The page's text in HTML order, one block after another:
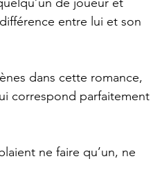
entre lui et son
dans cette romance,
correspond parfaitement
ne faire qu’un, ne